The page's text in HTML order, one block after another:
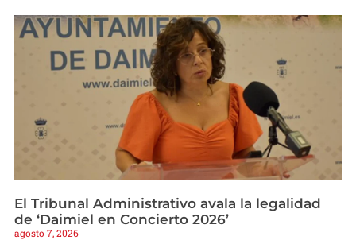
El Tribunal Administrativo avala la legalidad
de ‘Daimiel en Concierto 2026’
agosto 7, 2026